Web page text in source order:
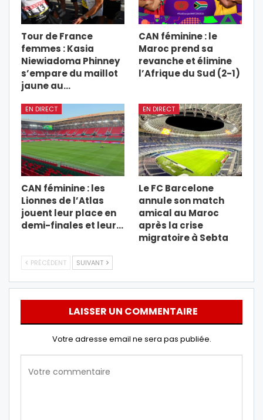
Tour de France
femmes : Kasia
Niewiadoma Phinney
s’empare du maillot
jaune au…
CAN féminine : le
Maroc prend sa
revanche et élimine
l’Afrique du Sud (2-1)
EN DIRECT
CAN féminine : les
Lionnes de l’Atlas
jouent leur place en
demi-finales et leur…
EN DIRECT
Le FC Barcelone
annule son match
amical au Maroc
après la crise
migratoire à Sebta
PRÉCÉDENT SUIVANT
LAISSER UN COMMENTAIRE
Votre adresse email ne sera pas publiée.